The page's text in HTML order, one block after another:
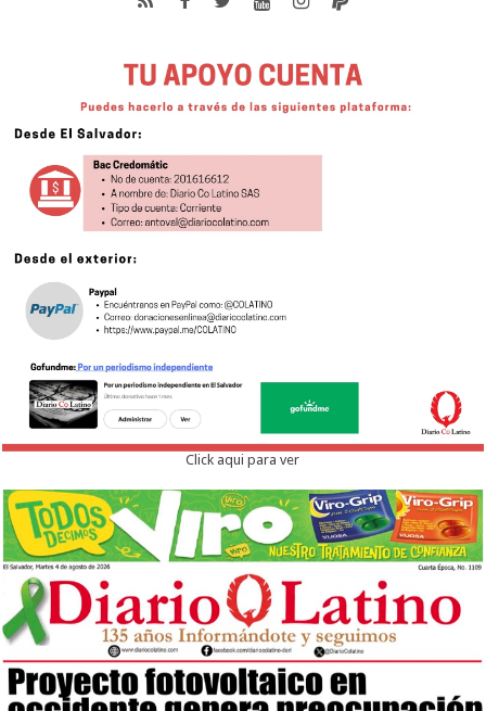
Click aqui para ver